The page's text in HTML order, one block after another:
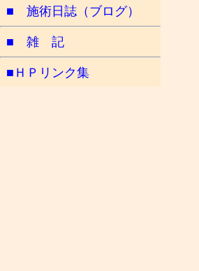
■ 施術日誌（ブログ）
■ 雑 記
■ＨＰリンク集